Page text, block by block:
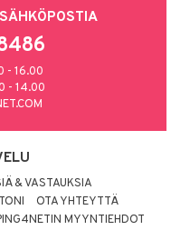
- 16.00
- 14.00
& VASTAUKSIA
OTA YHTEYTTÄ
MYYNTIEHDOT